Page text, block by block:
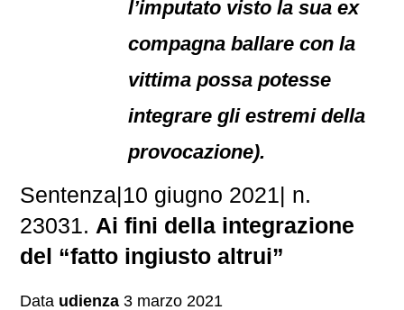
l’imputato visto la sua ex
compagna ballare con la
vittima possa potesse
integrare gli estremi della
provocazione).
Sentenza|10 giugno 2021| n.
23031. Ai fini della integrazione
del “fatto ingiusto altrui”
Data udienza 3 marzo 2021